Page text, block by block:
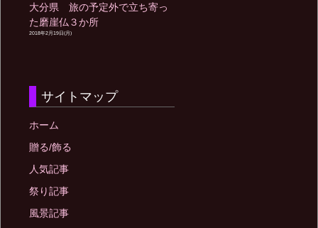
大分県 旅の予定外で立ち寄っ
た磨崖仏３か所
2018年2月19日(月)
サイトマップ
ホーム
贈る/飾る
人気記事
祭り記事
風景記事